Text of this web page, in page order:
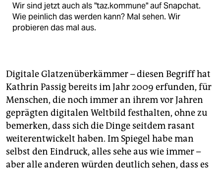
Wir sind jetzt auch als "taz.kommune" auf Snapchat.
Wie peinlich das werden kann? Mal sehen. Wir
probieren das mal aus.
Digitale Glatzenüberkämmer – diesen Begriff hat
Kathrin Passig bereits im Jahr 2009 erfunden, für
Menschen, die noch immer an ihrem vor Jahren
geprägten digitalen Weltbild festhalten, ohne zu
bemerken, dass sich die Dinge seitdem rasant
weiterentwickelt haben. Im Spiegel habe man
selbst den Eindruck, alles sehe aus wie immer –
aber alle anderen würden deutlich sehen, dass es